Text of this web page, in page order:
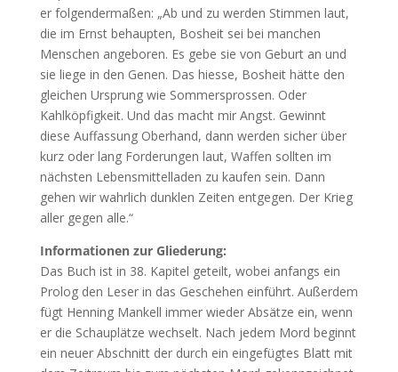
er folgendermaßen: „Ab und zu werden Stimmen laut,
die im Ernst behaupten, Bosheit sei bei manchen
Menschen angeboren. Es gebe sie von Geburt an und
sie liege in den Genen. Das hiesse, Bosheit hätte den
gleichen Ursprung wie Sommersprossen. Oder
Kahlköpfigkeit. Und das macht mir Angst. Gewinnt
diese Auffassung Oberhand, dann werden sicher über
kurz oder lang Forderungen laut, Waffen sollten im
nächsten Lebensmittelladen zu kaufen sein. Dann
gehen wir wahrlich dunklen Zeiten entgegen. Der Krieg
aller gegen alle.“
Informationen zur Gliederung:
Das Buch ist in 38. Kapitel geteilt, wobei anfangs ein
Prolog den Leser in das Geschehen einführt. Außerdem
fügt Henning Mankell immer wieder Absätze ein, wenn
er die Schauplätze wechselt. Nach jedem Mord beginnt
ein neuer Abschnitt der durch ein eingefügtes Blatt mit